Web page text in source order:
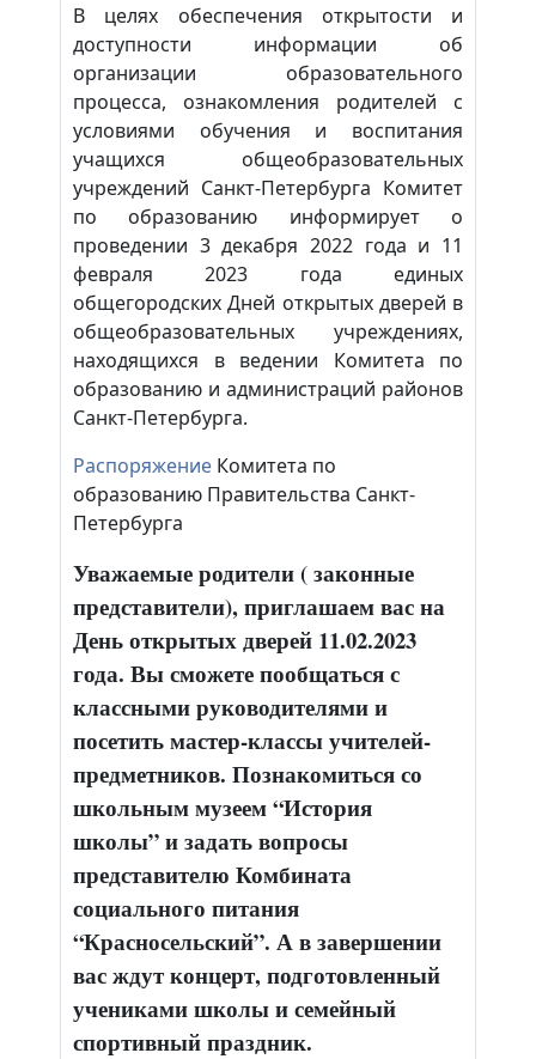
В целях обеспечения открытости
и
доступности
информации
об
организации образовательного
процесса,
ознакомления родителей
с
условиями
обучения и
воспитания
учащихся
общеобразовательных
учреждений Санкт-Петербурга Комитет
по
образованию информирует
о
проведении 3 декабря 2022 года и 11
февраля
2023 года
единых
общегородских Дней открытых дверей в
общеобразовательных учреждениях,
находящихся
в ведении Комитета
по
образованию и администраций районов
Санкт-Петербурга.
Распоряжение Комитета по
образованию Правительства Санкт-
Петербурга
Уважаемые родители ( законные
представители), приглашаем вас на
День открытых дверей 11.02.2023
года. Вы сможете пообщаться с
классными руководителями и
посетить мастер-классы учителей-
предметников. Познакомиться со
школьным музеем “История
школы” и задать вопросы
представителю Комбината
социального питания
“Красносельский”. А в завершении
вас ждут концерт, подготовленный
учениками школы и семейный
спортивный праздник.